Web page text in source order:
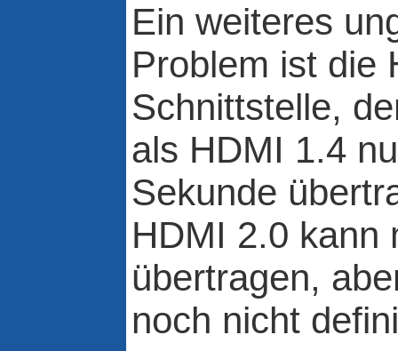
Ein weiteres
Problem ist die
Schnittstelle,
als HDMI 1.4
Sekunde
HDMI 2.0 kann
übertragen,
noch nicht